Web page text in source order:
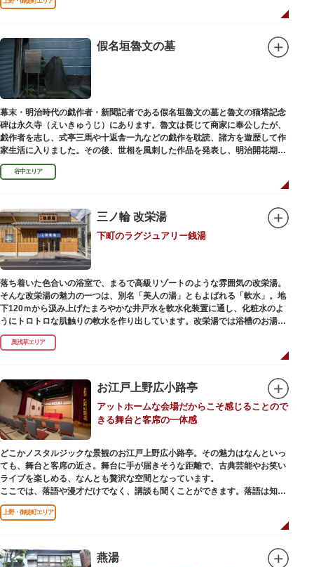
假名垣魯文の墓
幕末・明治時代の戯作者・新聞記者である假名垣魯文の墓と魯文の猫塔記念
碑は永久寺（えいきゅうじ）にあります。魯文は長じて商家に奉公したが、
戯作者を志し、式亭三馬や十返舎一九などの戯作を耽読、諸方を遊歴して作
家生活に入りました。その後、世相を風刺した作品を発表し、明治開花期の
花形作家となりました。墓石には、聖観音を線刻した板碑がはめ込まれてい
ます。谷中エリア
三ノ輪 改栄湯
下町のラグジュアリー銭湯
落ち着いた色合いの浴室で、まるで高級リゾートのような雰囲気の改栄湯。
そんな改栄湯の魅力の一つは、別名「美人の湯」ともよばれる「軟水」。地
下120ｍから汲み上げたまろやかな井戸水を軟水化装置に通し、化粧水のよ
うにトロトロな肌触りの軟水を作り出しています。改栄湯では浴槽のお湯か
らカランのお湯まですべてが軟水。お風呂上がりにはお肌しっとり、髪の毛
さらさらになれることまちがいなしです。お風呂の種類も多く、高濃度浸透
炭酸泉、シルキーバス、ジェットバス、サウナなど気分によって様々なお風
そしてお風呂上がりには、キンキンに冷えた生ビールやレモンサワーで乾杯
するもよし、改栄湯名物こだわりの生乳ソフトクリームを食べるのもよし、
どの年代の方々も、身も心も温まる幸せな空間となっています。オリジナル
グッズの販売もありますのでお立ち寄りの際にはぜひ覗いてみてください
ね。
奥浅草エリア
お江戸上野広小路亭
アットホームな会場だからこそ感じることので
きる舞台と客席の一体感
どこかノスタルジックな景観のお江戸上野広小路亭。その魅力はなんといっ
ても、舞台と客席の近さ。舞台に手が届きそうな距離で、古典芸能やお笑い
ライブを楽しめる、なんとも贅沢な空間となっています。
ここでは、落語や漫才だけでなく、講談も聞くことができます。落語は知っ
ているけど講談ってなんだろう？と思われた方も、ぜひ一度お江戸上野広小
路亭をのぞいてみませんか？
上野・御徒町エリア
燕湯